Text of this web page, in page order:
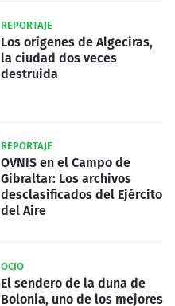
REPORTAJE
Los orígenes de Algeciras,
la ciudad dos veces
destruida
REPORTAJE
OVNIS en el Campo de
Gibraltar: Los archivos
desclasificados del Ejército
del Aire
OCIO
El sendero de la duna de
Bolonia, uno de los mejores